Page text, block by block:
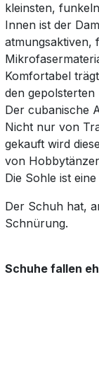
kleinsten,
Innen ist der
atmungsaktiven,
Komfortabel
den gepolsterten
Der cubanische
Nicht nur von
gekauft wird
von
Die Sohle ist
Der Schuh hat,
Schnürung.
Schuhe fallen